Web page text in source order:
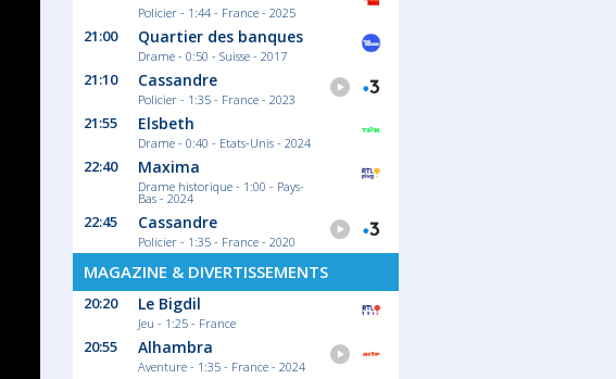
Policier - 1:44 - France - 2025
21:00 Quartier des banques
Drame - 0:50 - Suisse - 2017
21:10 Cassandre
Policier - 1:35 - France - 2023
21:55 Elsbeth
Drame - 0:40 - Etats-Unis - 2024
22:40 Maxima
Drame historique - 1:00 - Pays-
Bas - 2024
22:45 Cassandre
Policier - 1:35 - France - 2020
MAGAZINE & DIVERTISSEMENTS
20:20 Le Bigdil
Jeu - 1:25 - France
20:55 Alhambra
Aventure - 1:35 - France - 2024